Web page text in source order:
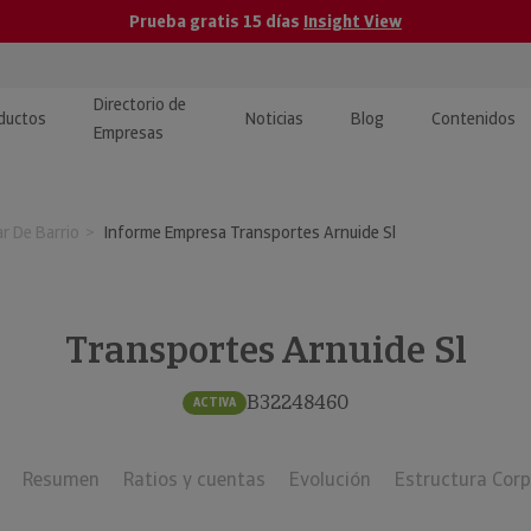
Prueba gratis 15 días Insight View
y ERP
· Recuperación de
Directorio de
Empresas
Noticias Blog Contenidos
y tutoriales
Investigada
De Barrio Informe Empresa Transportes Arnuide Sl
Transportes Arnuide Sl
ACTIVA B32248460
Resumen Ratios y cuentas Evolución Estructura